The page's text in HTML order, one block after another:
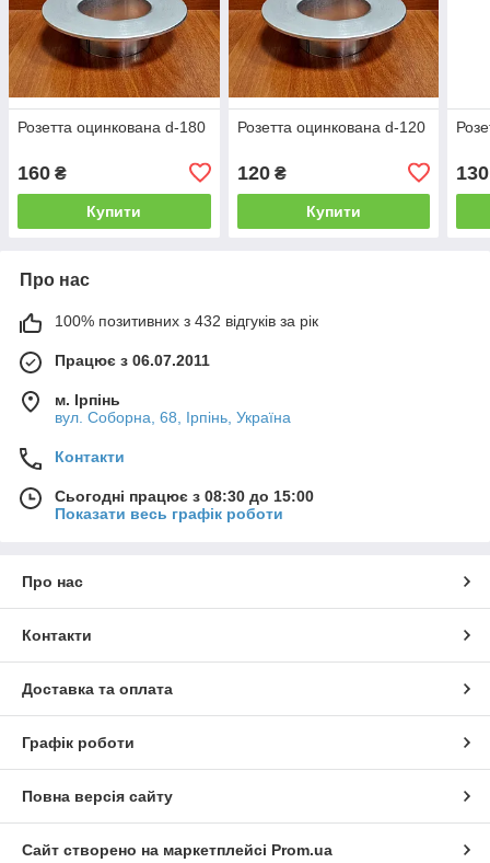
Розетта оцинкована d-180
160 ₴
Купити
Розетта оцинкована d-120
120₴
Купити
130
Про нас
100% позитивних з 432 відгуків за рік
Працює з 06.07.2011
м. Ірпінь
вул. Соборна, 68, Ірпінь, Україна
Контакти
Сьогодні працює з 08:30 до 15:00
Показати весь графік роботи
Про нас
Контакти
Доставка та оплата
Графік роботи
Повна версія сайту
Сайт створено на маркетплейсі Prom.ua